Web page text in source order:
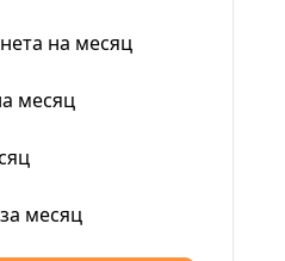
на месяц
месяц
месяц